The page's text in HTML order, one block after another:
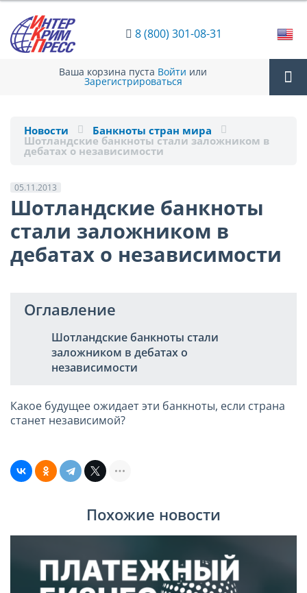
8 (800) 301-08-31
Ваша корзина пуста Войти или
Зарегистрироваться
Новости Банкноты стран мира
Шотландские банкноты стали заложником в
дебатах о независимости
05.11.2013
Шотландские банкноты
стали заложником в
дебатах о независимости
Оглавление
Шотландские банкноты стали
заложником в дебатах о
независимости
Какое будущее ожидает эти банкноты, если страна
станет независимой?
Похожие новости